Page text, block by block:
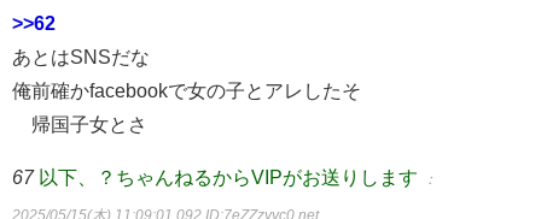
>>62
あとはSNSだな
俺前確かfacebookで女の子とアレしたそ
帰国子女とさ
67 以下、？ちゃんねるからVIPがお送りします ：
2025/05/15(木) 11:09:01.092 ID:7eZZzyyc0.net